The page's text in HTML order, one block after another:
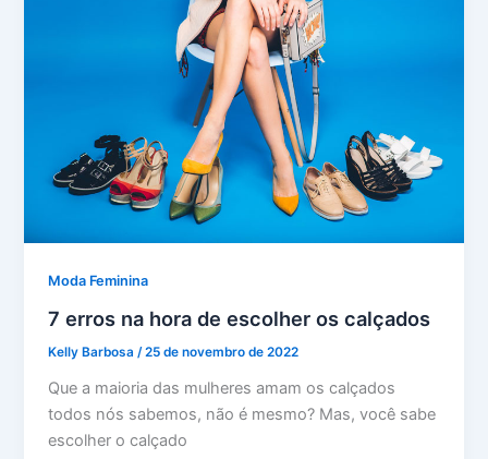
Moda Feminina
7 erros na hora de escolher os calçados
Kelly Barbosa/25 de novembro de 2022
Que a maioria das mulheres amam os calçados
todos nós sabemos, não é mesmo? Mas, você sabe
escolher o calçado